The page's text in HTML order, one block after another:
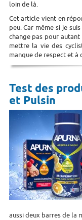
loin de là.
Cet article vient en
peu. Car même si je
change pas pour
mettre la vie des
manque de respect et à
Test des
et Pulsin
aussi deux barres de la